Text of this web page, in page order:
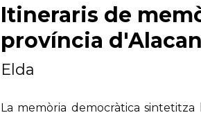
Itineraris de
província
Elda
La memòria democràtica